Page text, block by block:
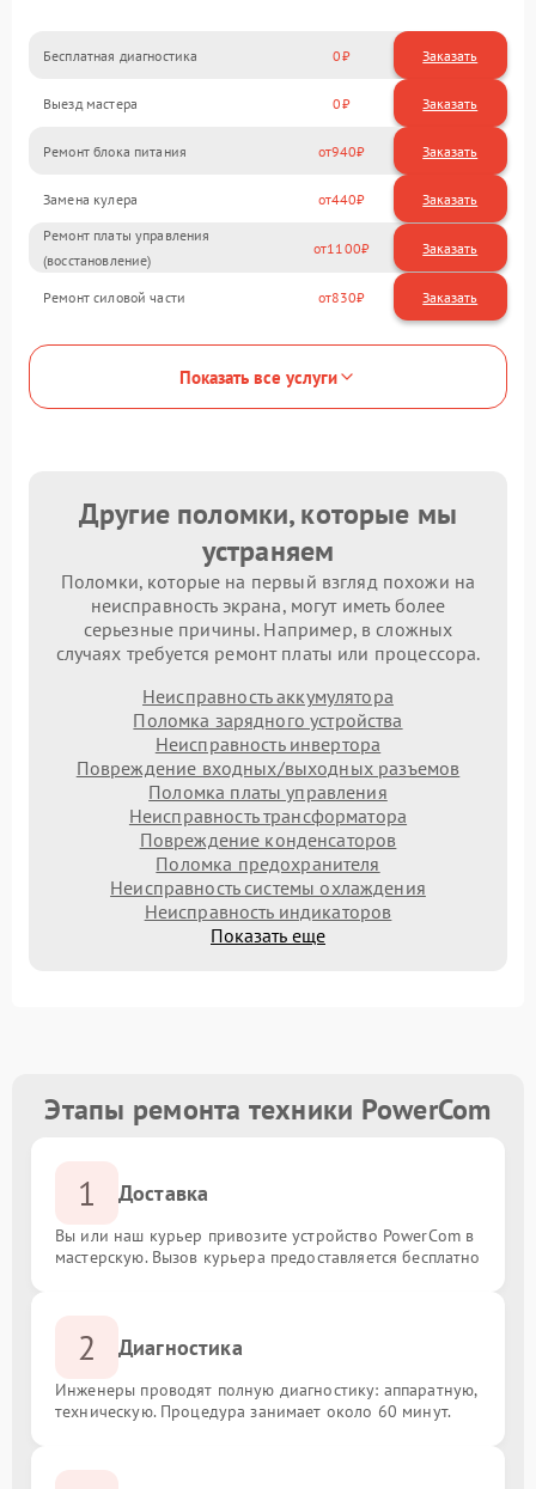
Бесплатная диагностика 0 Заказать
Выезд мастера 0 Заказать
Ремонт блока питания 940
Замена кулера 440
Ремонт платы управления
(восстановление)
1100
Ремонт силовой части 830
Показать все услуги
Другие поломки, которые мы
устраняем
Поломки, которые на первый взгляд похожи на
неисправность экрана, могут иметь более
серьезные причины. Например, в сложных
случаях требуется ремонт платы или процессора.
Неисправность аккумулятора
Поломка зарядного устройства
Неисправность инвертора
Повреждение входных/выходных разъемов
Поломка платы управления
Неисправность трансформатора
Повреждение конденсаторов
Поломка предохранителя
Неисправность системы охлаждения
Неисправность индикаторов
Показать еще
Этапы ремонта техники PowerCom
1 Доставка
Вы или наш курьер привозите устройство PowerCom в
мастерскую. Вызов курьера предоставляется бесплатно
2 Диагностика
Инженеры проводят полную диагностику: аппаратную,
техническую. Процедура занимает около 60 минут.